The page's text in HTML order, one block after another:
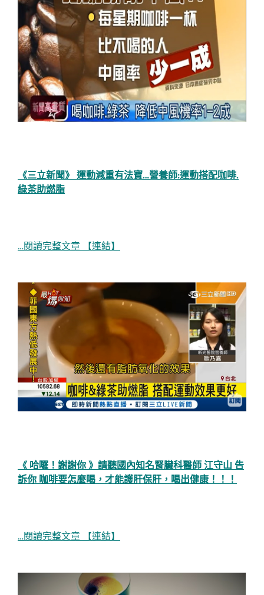
《三立新聞》 運動減重有法寶…營養師:運動搭配咖啡.
綠茶助燃脂
…閱讀完整文章 【連結】
《 哈囉！謝謝你 》請聽國內知名腎臟科醫師 江守山 告
訴你 咖啡要怎麼喝，才能護肝保肝，喝出健康！！！
…閱讀完整文章 【連結】